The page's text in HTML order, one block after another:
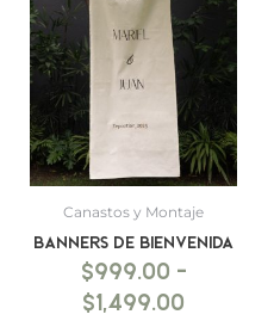
Canastos y Montaje
BANNERS DE BIENVENIDA
$999.00 -
$1,499.00
desde
$999.00
hasta
$1,499.00